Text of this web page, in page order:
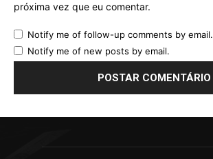
próxima vez que eu comentar.
Notify me of follow-up comments by email.
Notify me of new posts by email.